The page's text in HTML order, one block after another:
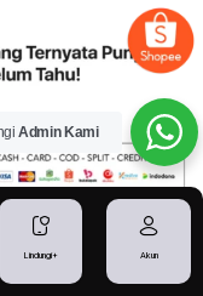
yang Ternyata
Belum
Lindungi+ Akun
Admin Kami